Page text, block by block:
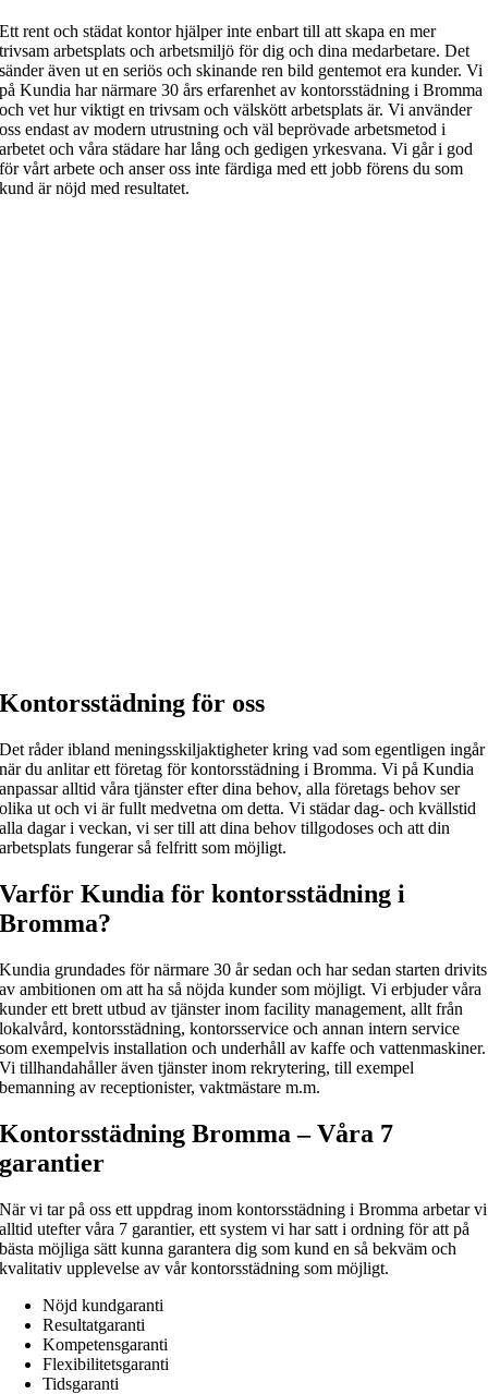
Ett rent och städat kontor hjälper inte enbart till att skapa en mer
trivsam arbetsplats och arbetsmiljö för dig och dina medarbetare. Det
sänder även ut en seriös och skinande ren bild gentemot era kunder. Vi
på Kundia har närmare 30 års erfarenhet av kontorsstädning i Bromma
och vet hur viktigt en trivsam och välskött arbetsplats är. Vi använder
oss endast av modern utrustning och väl beprövade arbetsmetod i
arbetet och våra städare har lång och gedigen yrkesvana. Vi går i god
för vårt arbete och anser oss inte färdiga med ett jobb förens du som
kund är nöjd med resultatet.
Kontorsstädning för oss
Det råder ibland meningsskiljaktigheter kring vad som egentligen ingår
när du anlitar ett företag för kontorsstädning i Bromma. Vi på Kundia
anpassar alltid våra tjänster efter dina behov, alla företags behov ser
olika ut och vi är fullt medvetna om detta. Vi städar dag- och kvällstid
alla dagar i veckan, vi ser till att dina behov tillgodoses och att din
arbetsplats fungerar så felfritt som möjligt.
Varför Kundia för kontorsstädning i
Bromma?
Kundia grundades för närmare 30 år sedan och har sedan starten drivits
av ambitionen om att ha så nöjda kunder som möjligt. Vi erbjuder våra
kunder ett brett utbud av tjänster inom facility management, allt från
lokalvård, kontorsstädning, kontorsservice och annan intern service
som exempelvis installation och underhåll av kaffe och vattenmaskiner.
Vi tillhandahåller även tjänster inom rekrytering, till exempel
bemanning av receptionister, vaktmästare m.m.
Kontorsstädning Bromma – Våra 7
garantier
När vi tar på oss ett uppdrag inom kontorsstädning i Bromma arbetar vi
alltid utefter våra 7 garantier, ett system vi har satt i ordning för att på
bästa möjliga sätt kunna garantera dig som kund en så bekväm och
kvalitativ upplevelse av vår kontorsstädning som möjligt.
Nöjd kundgaranti
Resultatgaranti
Kompetensgaranti
Flexibilitetsgaranti
Tidsgaranti